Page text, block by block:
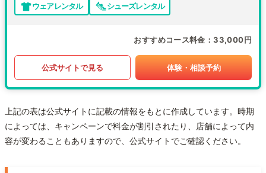
ウェアレンタル
シューズレンタル
おすすめコース料金 33,000円
公式サイトで見る 体験・相談予約
上記の表は公式サイトに記載の情報をもとに作成しています。時期
によっては、キャンペーンで料金が割引されたり、店舗によって内
容が変わることもありますので、公式サイトでご確認ください。